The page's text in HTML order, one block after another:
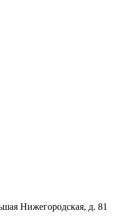
Нижегородская, д. 81